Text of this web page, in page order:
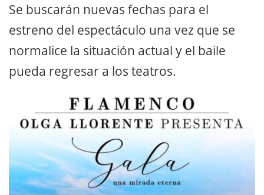
Se buscarán nuevas fechas para el
estreno del espectáculo una vez que se
normalice la situación actual y el baile
pueda regresar a los teatros.